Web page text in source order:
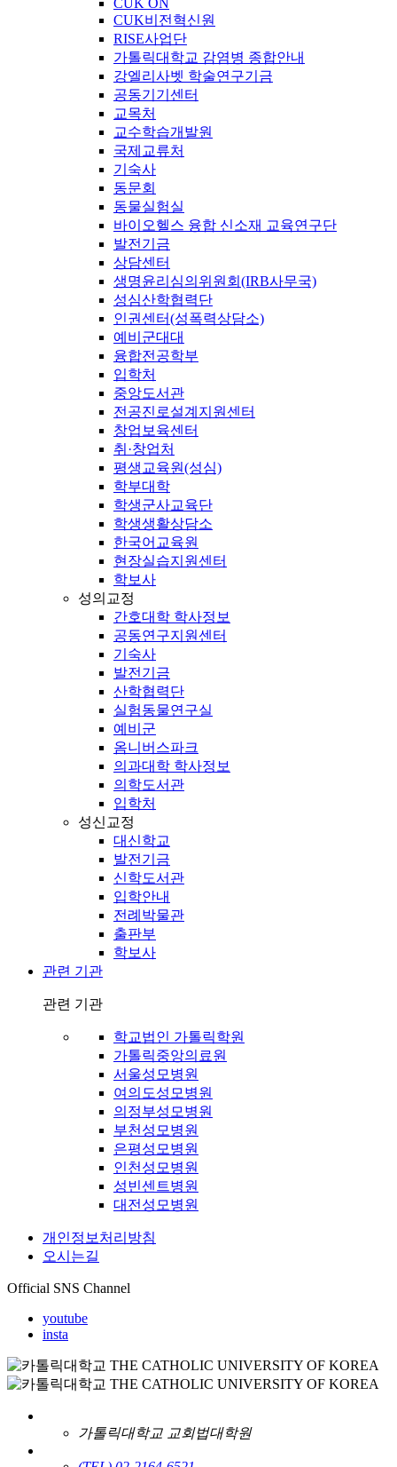
CUK ON
CUK비전혁신원
RISE사업단
가톨릭대학교 감염병 종합안내
강엘리사벳 학술연구기금
공동기기센터
교목처
교수학습개발원
국제교류처
기숙사
동문회
동물실험실
바이오헬스 융합 신소재 교육연구단
발전기금
상담센터
생명윤리심의위원회(IRB사무국)
성심산학협력단
인권센터(성폭력상담소)
예비군대대
융합전공학부
입학처
중앙도서관
전공진로설계지원센터
창업보육센터
취·창업처
평생교육원(성심)
학부대학
학생군사교육단
학생생활상담소
한국어교육원
현장실습지원센터
학보사
성의교정
간호대학 학사정보
공동연구지원센터
기숙사
발전기금
산학협력단
실험동물연구실
예비군
옴니버스파크
의과대학 학사정보
의학도서관
입학처
성신교정
대신학교
발전기금
신학도서관
입학안내
전례박물관
출판부
학보사
관련 기관
관련 기관
학교법인 가톨릭학원
가톨릭중앙의료원
서울성모병원
여의도성모병원
의정부성모병원
부천성모병원
은평성모병원
인천성모병원
성빈센트병원
대전성모병원
개인정보처리방침
오시는길
Official SNS Channel
youtube
insta
가톨릭대학교 교회법대학원